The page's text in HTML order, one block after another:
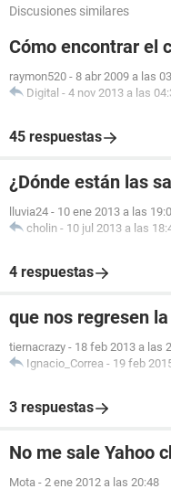
Discusiones similares
Cómo encontrar el
raymon520 - 8 abr 2009 a las
Digital - 4 nov 2013 a las
45 respuestas
¿Dónde están las
lluvia24 - 10 ene 2013 a las
cholin - 10 jul 2013 a las
4 respuestas
que nos regresen
tiernacrazy - 18 feb 2013 a las
Ignacio_Correa - 19 feb
3 respuestas
No me sale Yahoo
Mota - 2 ene 2012 a las 20:48